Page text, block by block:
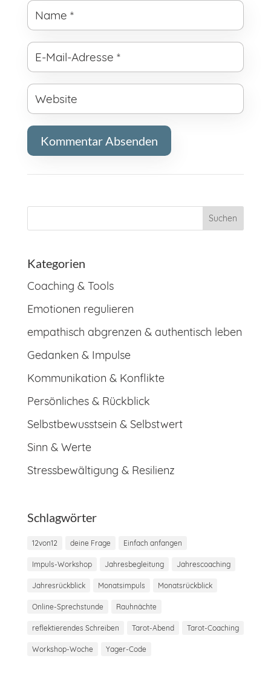
Kommentar Absenden
Kategorien
Coaching & Tools
Emotionen regulieren
empathisch abgrenzen & authentisch leben
Gedanken & Impulse
Kommunikation & Konflikte
Persönliches & Rückblick
Selbstbewusstsein & Selbstwert
Sinn & Werte
Stressbewältigung & Resilienz
Schlagwörter
12von12 deine Frage Einfach anfangen
Impuls-Workshop Jahresbegleitung Jahrescoaching
Jahresrückblick Monatsimpuls Monatsrückblick
Online-Sprechstunde Rauhnächte
reflektierendes Schreiben Tarot-Abend Tarot-Coaching
Workshop-Woche Yager-Code